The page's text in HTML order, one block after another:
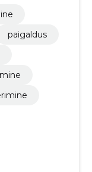
paigaldus